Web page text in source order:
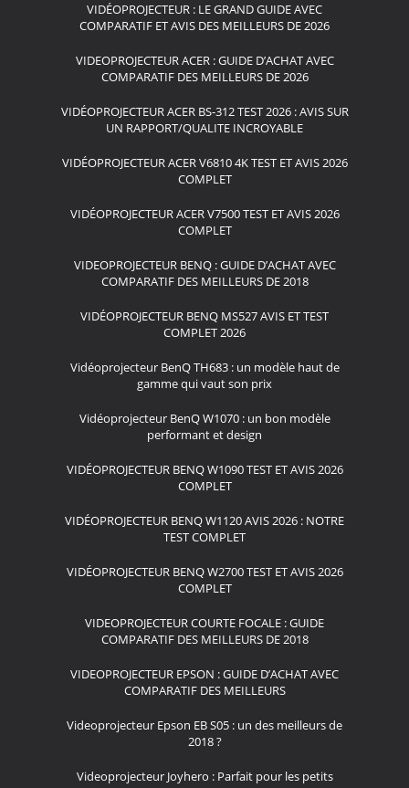
VIDÉOPROJECTEUR : LE GRAND GUIDE AVEC
COMPARATIF ET AVIS DES MEILLEURS DE 2026
VIDEOPROJECTEUR ACER : GUIDE D’ACHAT AVEC
COMPARATIF DES MEILLEURS DE 2026
VIDÉOPROJECTEUR ACER BS-312 TEST 2026 : AVIS SUR
UN RAPPORT/QUALITE INCROYABLE
VIDÉOPROJECTEUR ACER V6810 4K TEST ET AVIS 2026
COMPLET
VIDÉOPROJECTEUR ACER V7500 TEST ET AVIS 2026
COMPLET
VIDEOPROJECTEUR BENQ : GUIDE D’ACHAT AVEC
COMPARATIF DES MEILLEURS DE 2018
VIDÉOPROJECTEUR BENQ MS527 AVIS ET TEST
COMPLET 2026
Vidéoprojecteur BenQ TH683 : un modèle haut de
gamme qui vaut son prix
Vidéoprojecteur BenQ W1070 : un bon modèle
performant et design
VIDÉOPROJECTEUR BENQ W1090 TEST ET AVIS 2026
COMPLET
VIDÉOPROJECTEUR BENQ W1120 AVIS 2026 : NOTRE
TEST COMPLET
VIDÉOPROJECTEUR BENQ W2700 TEST ET AVIS 2026
COMPLET
VIDEOPROJECTEUR COURTE FOCALE : GUIDE
COMPARATIF DES MEILLEURS DE 2018
VIDEOPROJECTEUR EPSON : GUIDE D’ACHAT AVEC
COMPARATIF DES MEILLEURS
Videoprojecteur Epson EB S05 : un des meilleurs de
2018 ?
Videoprojecteur Joyhero : Parfait pour les petits